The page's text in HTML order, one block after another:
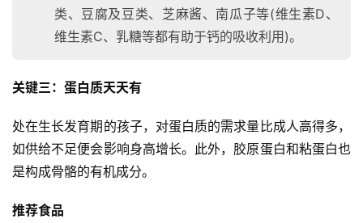
类、豆腐及豆类、芝麻酱、南瓜子等(维生素D、
维生素C、乳糖等都有助于钙的吸收利用)。
关键三：蛋白质天天有
处在生长发育期的孩子，对蛋白质的需求量比成人高得多，
如供给不足便会影响身高增长。此外，胶原蛋白和粘蛋白也
是构成骨骼的有机成分。
推荐食品